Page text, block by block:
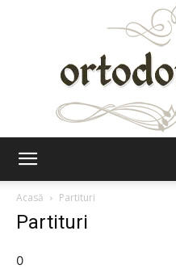
Acasă
Partituri
Partituri
0